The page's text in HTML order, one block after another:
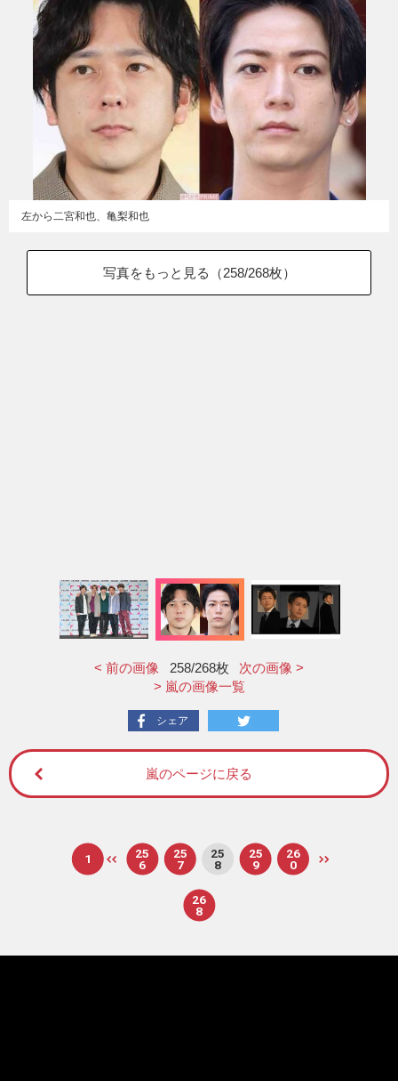
左から二宮和也、亀梨和也
写真をもっと見る（258/268枚）
< 前の画像 258/268枚
次の画像 >
> 嵐の画像一覧
シェア
嵐のページに戻る
1
25
6
25
7
25
8
25
9
26
0
26
8